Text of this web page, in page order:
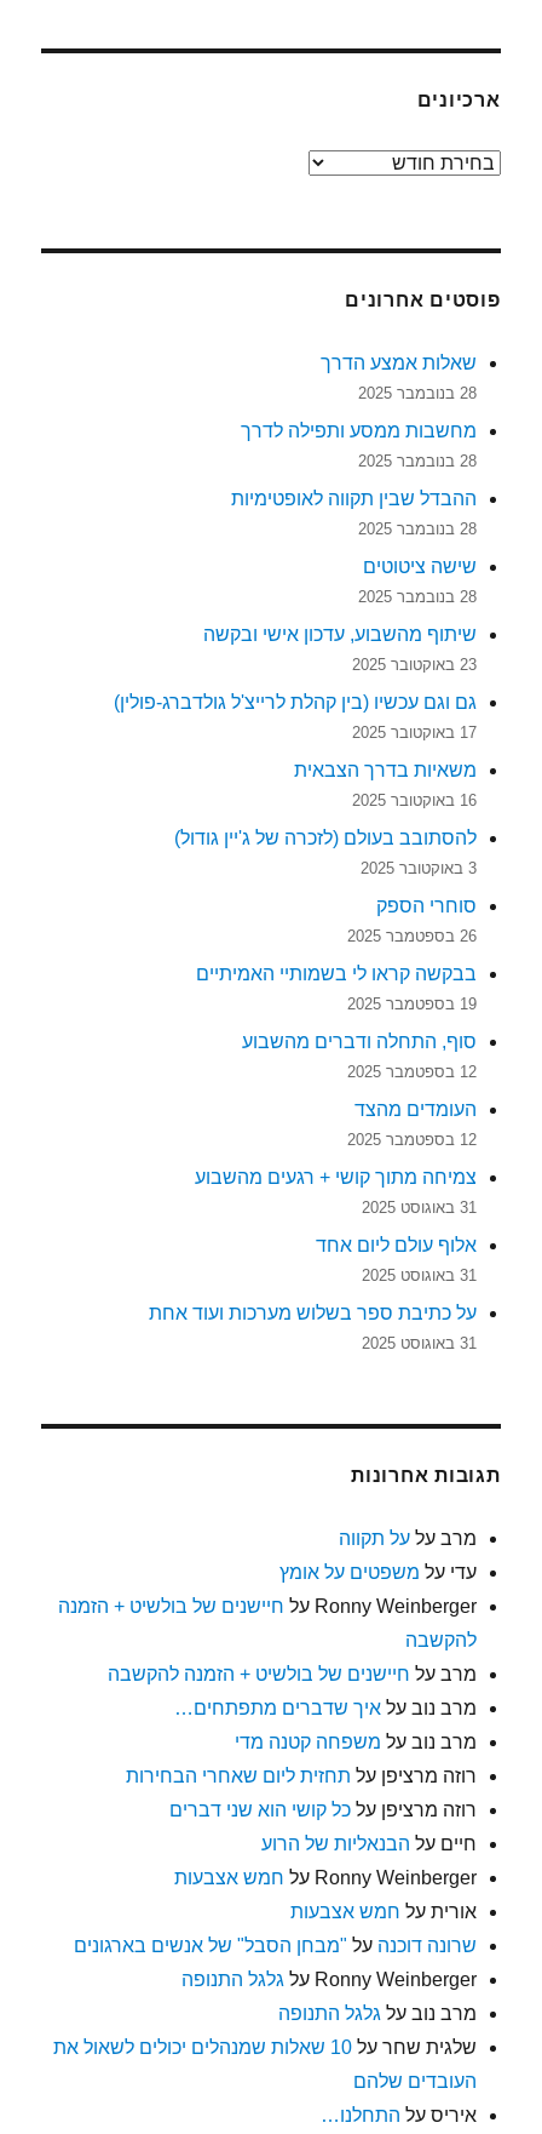
ארכיונים
ארכיונים
פוסטים אחרונים
שאלות אמצע הדרך
28 בנובמבר 2025
מחשבות ממסע ותפילה לדרך
28 בנובמבר 2025
ההבדל שבין תקווה לאופטימיות
28 בנובמבר 2025
שישה ציטוטים
28 בנובמבר 2025
שיתוף מהשבוע, עדכון אישי ובקשה
23 באוקטובר 2025
גם וגם עכשיו (בין קהלת לרייצ'ל גולדברג-פולין)
17 באוקטובר 2025
משאיות בדרך הצבאית
16 באוקטובר 2025
להסתובב בעולם (לזכרה של ג'יין גודול)
3 באוקטובר 2025
סוחרי הספק
26 בספטמבר 2025
בבקשה קראו לי בשמותיי האמיתיים
19 בספטמבר 2025
סוף, התחלה ודברים מהשבוע
12 בספטמבר 2025
העומדים מהצד
12 בספטמבר 2025
צמיחה מתוך קושי + רגעים מהשבוע
31 באוגוסט 2025
אלוף עולם ליום אחד
31 באוגוסט 2025
על כתיבת ספר בשלוש מערכות ועוד אחת
31 באוגוסט 2025
תגובות אחרונות
מרב עלעל תקווה
עדי על משפטים על אומץ
Ronny Weinberger על חיישנים של בולשיט + הזמנה
להקשבה
מרב על חיישנים של בולשיט + הזמנה להקשבה
מרב נוב עלאיך שדברים מתפתחים…
מרב נוב על משפחה קטנה מדי
רוזה מרציפן על תחזית ליום שאחרי הבחירות
רוזה מרציפן עלכל קושי הוא שני דברים
חיים על הבנאליות של הרוע
Ronny Weinberger על חמש אצבעות
אורית על חמש אצבעות
שרונה דוכנה על "מבחן הסבל" של אנשים בארגונים
Ronny Weinberger על גלגל התנופה
מרב נוב על גלגל התנופה
שלגית שחר על
10 שאלות שמנהלים יכולים לשאול את
העובדים שלהם
איריס על התחלנו…